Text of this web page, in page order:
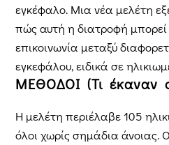
εγκέφαλο. Μια νέα μελέτη
πώς αυτή η διατροφή μπορεί
επικοινωνία μεταξύ
εγκεφάλου, ειδικά σε
ΜΕΘΟΔΟΙ (Τι έκαναν
Η μελέτη περιέλαβε 105
όλοι χωρίς σημάδια άνοιας.